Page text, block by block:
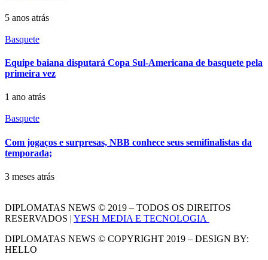
5 anos atrás
Basquete
Equipe baiana disputará Copa Sul-Americana de basquete pela
primeira vez
1 ano atrás
Basquete
Com jogaços e surpresas, NBB conhece seus semifinalistas da
temporada;
3 meses atrás
DIPLOMATAS NEWS © 2019 – TODOS OS DIREITOS
RESERVADOS | YESH MEDIA E TECNOLOGIA
DIPLOMATAS NEWS © COPYRIGHT 2019 – DESIGN BY:
HELLO